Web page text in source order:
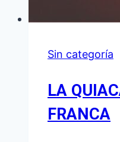
Sin categoría
LA
FRANCA